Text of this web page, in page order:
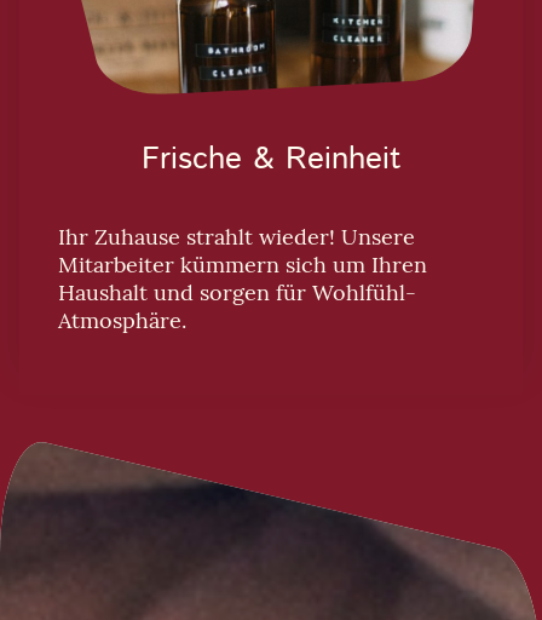
Frische & Reinheit
Ihr Zuhause strahlt wieder! Unsere
Mitarbeiter kümmern sich um Ihren
Haushalt und sorgen für Wohlfühl-
Atmosphäre.